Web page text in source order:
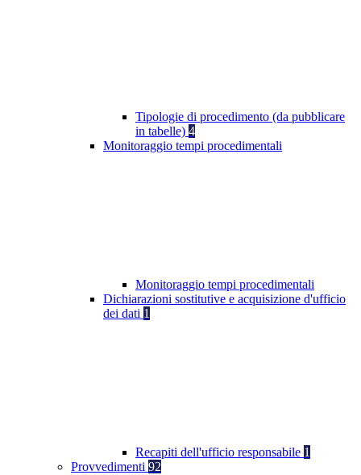
Tipologie di procedimento (da pubblicare
in tabelle) 4
Monitoraggio tempi procedimentali
Monitoraggio tempi procedimentali
Dichiarazioni sostitutive e acquisizione d'ufficio
dei dati 1
Recapiti dell'ufficio responsabile 1
Provvedimenti 92